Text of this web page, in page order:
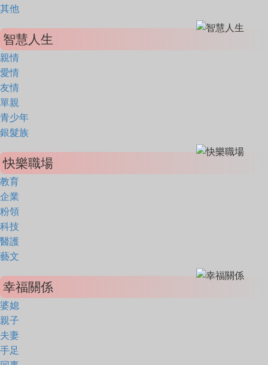
其他
智慧人生
親情
愛情
友情
單親
青少年
銀髮族
快樂職場
教育
企業
粉領
科技
醫護
藝文
幸福關係
婆媳
親子
夫妻
手足